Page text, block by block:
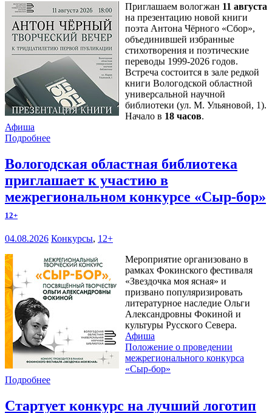
Приглашаем вологжан 11 августа
на презентацию новой книги
поэта Антона Чёрного «Сбор»,
объединившей избранные
стихотворения и поэтические
переводы 1999-2026 годов.
Встреча состоится в зале редкой
книги Вологодской областной
универсальной научной
библиотеки (ул. М. Ульяновой, 1).
Начало в 18 часов.
Афиша
Подробнее
Вологодская областная библиотека
приглашает к участию в
межрегиональном конкурсе «Сыр-бор»
12+
04.08.2026 Конкурсы, 12+
Мероприятие организовано в
рамках Фокинского фестиваля
«Звездочка моя ясная» и
призвано популяризировать
литературное наследие Ольги
Александровны Фокиной и
культуры Русского Севера.
Афиша
Положение о проведении
межрегионального конкурса
«Сыр-бор»
Подробнее
Стартует конкурс на лучший логотип